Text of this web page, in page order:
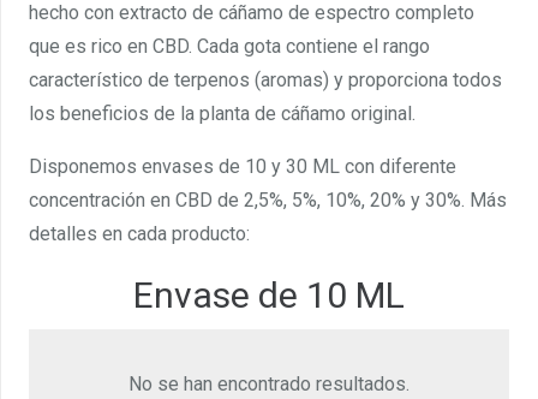
hecho con extracto de cáñamo de espectro completo
que es rico en CBD. Cada gota contiene el rango
característico de terpenos (aromas) y proporciona todos
los beneficios de la planta de cáñamo original.
Disponemos envases de 10 y 30 ML con diferente
concentración en CBD de 2,5%, 5%, 10%, 20% y 30%. Más
detalles en cada producto:
Envase de 10 ML
No se han encontrado resultados.